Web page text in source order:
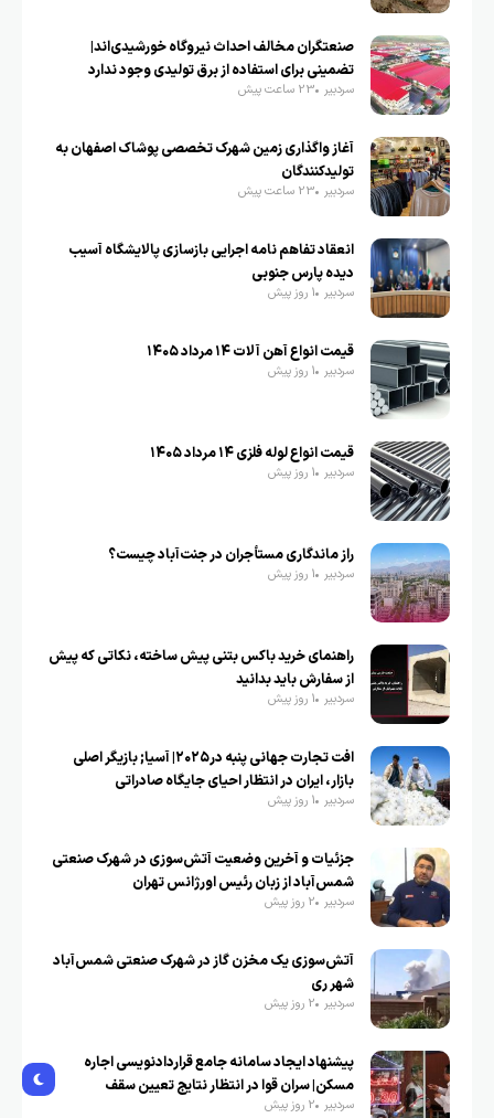
صنعتگران مخالف احداث نیروگاه خورشیدی‌اند|
تضمینی برای استفاده از برق تولیدی وجود ندارد
سردبیر 23 ساعت پیش
آغاز واگذاری زمین شهرک تخصصی پوشاک اصفهان به
تولیدکنندگان
سردبیر 23 ساعت پیش
انعقاد تفاهم نامه اجرایی بازسازی پالایشگاه آسیب
دیده پارس جنوبی
سردبیر 1 روز پیش
قیمت انواع آهن آلات ۱۴ مرداد ۱۴۰۵
سردبیر 1 روز پیش
قیمت انواع لوله فلزی ۱۴ مرداد ۱۴۰۵
سردبیر 1 روز پیش
راز ماندگاری مستأجران در جنت‌آباد چیست؟
سردبیر 1 روز پیش
راهنمای خرید باکس بتنی پیش ساخته، نکاتی که پیش
از سفارش باید بدانید
سردبیر 1 روز پیش
افت تجارت جهانی پنبه در۲۰۲۵| آسیا; بازیگر اصلی
بازار، ایران در انتظار احیای جایگاه صادراتی
سردبیر 1 روز پیش
جزئیات و آخرین وضعیت آتش‌سوزی در شهرک صنعتی
شمس‌آباد از زبان رئیس اورژانس تهران
سردبیر 2 روز پیش
آتش‌سوزی یک مخزن گاز در شهرک صنعتی شمس‌آباد
شهر ری
سردبیر 2 روز پیش
پیشنهاد ایجاد سامانه جامع قراردادنویسی اجاره
مسکن| سران قوا در انتظار نتایج تعیین سقف
سردبیر 2 روز پیش